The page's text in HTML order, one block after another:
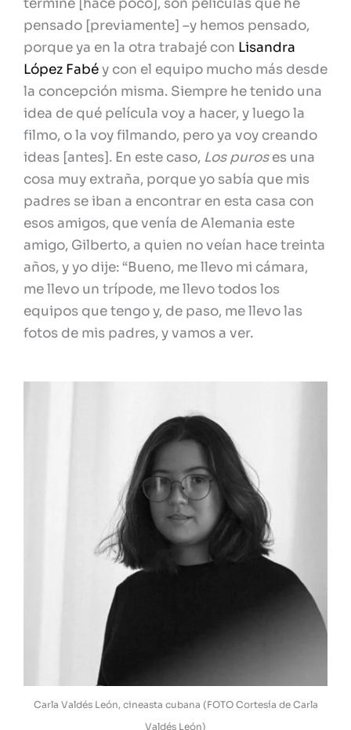
terminé [hace poco], son películas que he
pensado [previamente] –y hemos pensado,
porque ya en la otra trabajé con Lisandra
López Fabéy con el equipo mucho más desde
la concepción misma. Siempre he tenido una
idea de qué película voy a hacer, y luego la
filmo, o la voy filmando, pero ya voy creando
ideas [antes]. En este caso, Los puroses una
cosa muy extraña, porque yo sabía que mis
padres se iban a encontrar en esta casa con
esos amigos, que venía de Alemania este
amigo, Gilberto, a quien no veían hace treinta
años, y yo dije: “Bueno, me llevo mi cámara,
me llevo un trípode, me llevo todos los
equipos que tengo y, de paso, me llevo las
fotos de mis padres, y vamos a ver.
Carla Valdés León, cineasta cubana (FOTO Cortesía de Carla
Valdés León)